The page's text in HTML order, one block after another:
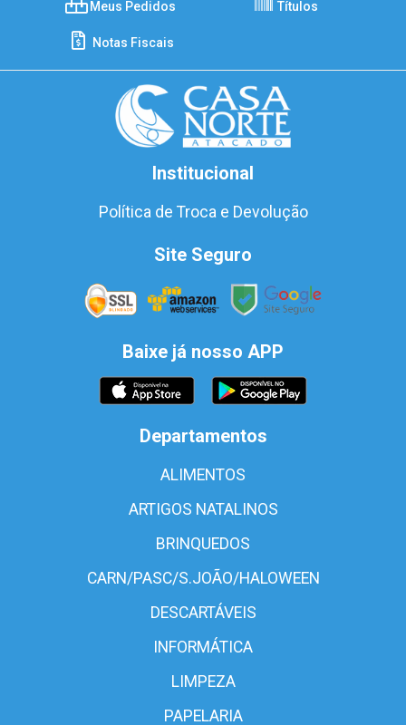
Meus Pedidos Títulos
Notas Fiscais
Institucional
Política de Troca e Devolução
Site Seguro
Baixe já nosso APP
Departamentos
ALIMENTOS
ARTIGOS NATALINOS
BRINQUEDOS
CARN/PASC/S.JOÃO/HALOWEEN
DESCARTÁVEIS
INFORMÁTICA
LIMPEZA
PAPELARIA